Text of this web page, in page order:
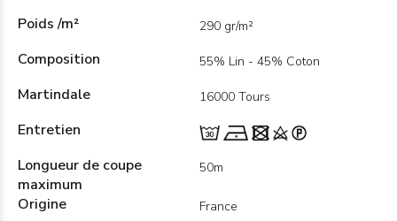
Poids /m² 290 gr/m²
Composition 55% Lin - 45% Coton
Martindale 16000 Tours
Entretien
Longueur de coupe
maximum
50m
Origine France